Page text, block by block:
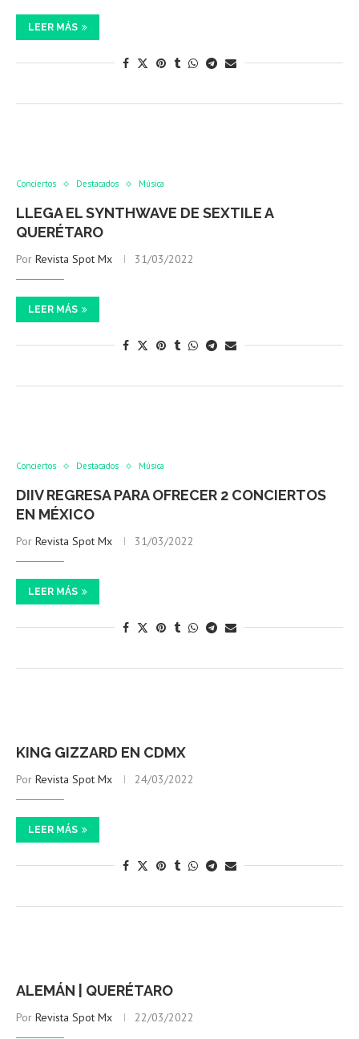
LEER MÁS
Conciertos Destacados Música
LLEGA EL SYNTHWAVE DE SEXTILE A
QUERÉTARO
Por Revista Spot Mx 31/03/2022
LEER MÁS
Conciertos Destacados Música
DIIV REGRESA PARA OFRECER 2 CONCIERTOS
EN MÉXICO
Por Revista Spot Mx 31/03/2022
LEER MÁS
KING GIZZARD EN CDMX
Por Revista Spot Mx 24/03/2022
LEER MÁS
ALEMÁN | QUERÉTARO
Por Revista Spot Mx 22/03/2022